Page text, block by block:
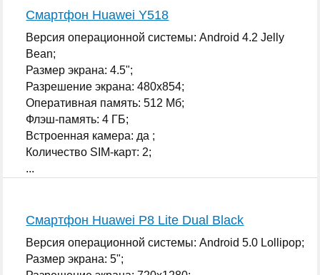
Смартфон Huawei Y518
Версия операционной системы: Android 4.2 Jelly
Bean;
Размер экрана: 4.5";
Разрешение экрана: 480x854;
Оперативная память: 512 Мб;
Флэш-память: 4 ГБ;
Встроенная камера: да ;
Количество SIM-карт: 2;
...
Смартфон Huawei P8 Lite Dual Black
Версия операционной системы: Android 5.0 Lollipop;
Размер экрана: 5";